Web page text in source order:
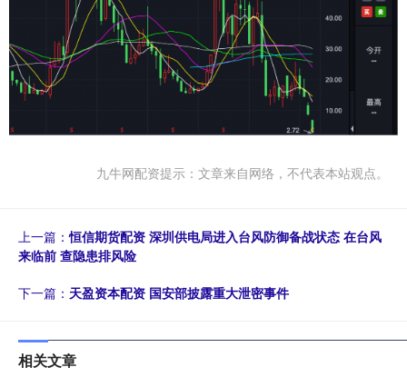
九牛网配资提示：文章来自网络，不代表本站观点。
上一篇：恒信期货配资 深圳供电局进入台风防御备战状态 在台风
来临前 查隐患排风险
下一篇： 天盈资本配资 国安部披露重大泄密事件
相关文章